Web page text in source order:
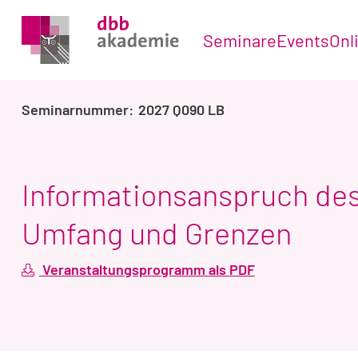
SeminareEvents
2027 Q090 LB
Informationsanspruch
Umfang und Grenzen
Veranstaltungsprogramm als PDF